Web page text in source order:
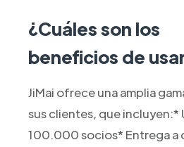
¿Cuáles son los
beneficios de
JiMai ofrece una amplia
sus clientes, que incluyen:*
100.000 socios* Entrega a